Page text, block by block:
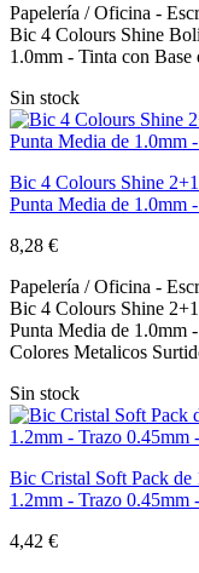
Papelería / Oficina -
Bic 4 Colours Shine
1.0mm - Tinta con
Sin stock
Bic 4 Colours Shine
Punta Media de 1.0mm
8,28 €
Papelería / Oficina -
Bic 4 Colours Shine
Punta Media de 1.0mm
Colores Metalicos
Sin stock
Bic Cristal Soft Pack de
1.2mm - Trazo 0.45mm
4,42 €